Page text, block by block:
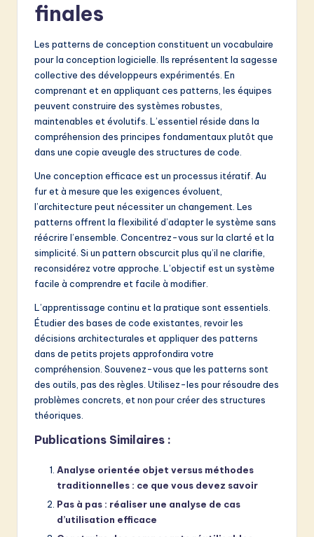
finales
Les patterns de conception constituent un vocabulaire
pour la conception logicielle. Ils représentent la sagesse
collective des développeurs expérimentés. En
comprenant et en appliquant ces patterns, les équipes
peuvent construire des systèmes robustes,
maintenables et évolutifs. L’essentiel réside dans la
compréhension des principes fondamentaux plutôt que
dans une copie aveugle des structures de code.
Une conception efficace est un processus itératif. Au
fur et à mesure que les exigences évoluent,
l’architecture peut nécessiter un changement. Les
patterns offrent la flexibilité d’adapter le système sans
réécrire l’ensemble. Concentrez-vous sur la clarté et la
simplicité. Si un pattern obscurcit plus qu’il ne clarifie,
reconsidérez votre approche. L’objectif est un système
facile à comprendre et facile à modifier.
L’apprentissage continu et la pratique sont essentiels.
Étudier des bases de code existantes, revoir les
décisions architecturales et appliquer des patterns
dans de petits projets approfondira votre
compréhension. Souvenez-vous que les patterns sont
des outils, pas des règles. Utilisez-les pour résoudre des
problèmes concrets, et non pour créer des structures
théoriques.
Publications Similaires :
Analyse orientée objet versus méthodes
traditionnelles : ce que vous devez savoir
Pas à pas : réaliser une analyse de cas
d’utilisation efficace